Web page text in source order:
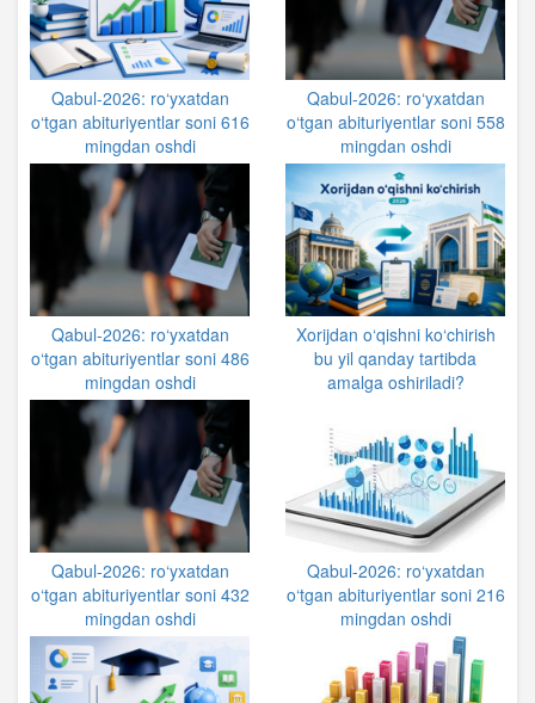
Qabul-2026: ro‘yxatdan
o‘tgan abituriyentlar soni 616
mingdan oshdi
Qabul-2026: ro‘yxatdan
o‘tgan abituriyentlar soni 558
mingdan oshdi
Qabul-2026: ro‘yxatdan
o‘tgan abituriyentlar soni 486
mingdan oshdi
Xorijdan o‘qishni ko‘chirish
bu yil qanday tartibda
amalga oshiriladi?
Qabul-2026: ro‘yxatdan
o‘tgan abituriyentlar soni 432
mingdan oshdi
Qabul-2026: ro‘yxatdan
o‘tgan abituriyentlar soni 216
mingdan oshdi